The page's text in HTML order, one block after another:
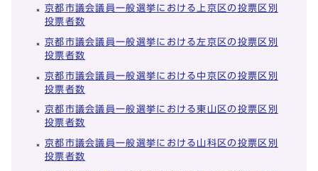
京都市議会議員一般選挙における上京区の投票区別
投票者数
京都市議会議員一般選挙における左京区の投票区別
投票者数
京都市議会議員一般選挙における中京区の投票区別
投票者数
京都市議会議員一般選挙における東山区の投票区別
投票者数
京都市議会議員一般選挙における山科区の投票区別
投票者数